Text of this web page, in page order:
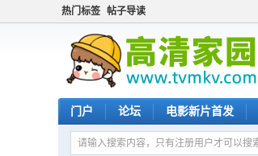
热门标签 帖子导读
门户 论坛 电影新片首发